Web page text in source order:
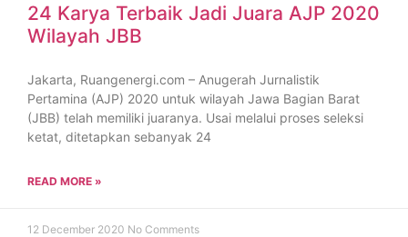
24 Karya Terbaik Jadi Juara AJP 2020
Wilayah JBB
Jakarta, Ruangenergi.com – Anugerah Jurnalistik
Pertamina (AJP) 2020 untuk wilayah Jawa Bagian Barat
(JBB) telah memiliki juaranya. Usai melalui proses seleksi
ketat, ditetapkan sebanyak 24
READ MORE »
12 December 2020 No Comments